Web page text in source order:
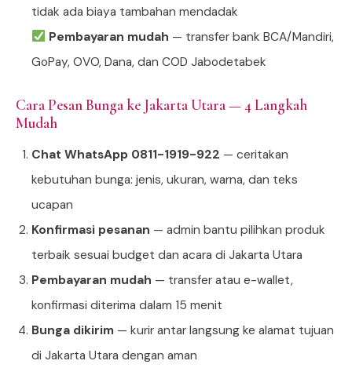
tidak ada biaya tambahan mendadak
Pembayaran mudah — transfer bank BCA/Mandiri,
GoPay, OVO, Dana, dan COD Jabodetabek
Cara Pesan Bunga ke Jakarta Utara — 4 Langkah
Mudah
Chat WhatsApp 0811-1919-922 — ceritakan
kebutuhan bunga: jenis, ukuran, warna, dan teks
ucapan
Konfirmasi pesanan — admin bantu pilihkan produk
terbaik sesuai budget dan acara di Jakarta Utara
Pembayaran mudah — transfer atau e-wallet,
konfirmasi diterima dalam 15 menit
Bunga dikirim — kurir antar langsung ke alamat tujuan
di Jakarta Utara dengan aman